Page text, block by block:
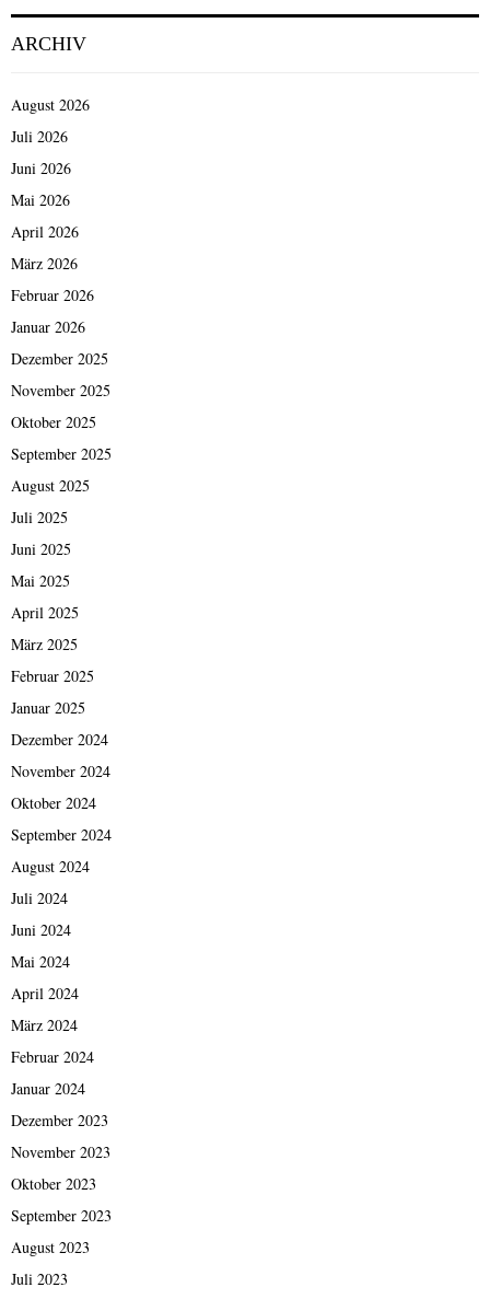
ARCHIV
August 2026
Juli 2026
Juni 2026
Mai 2026
April 2026
März 2026
Februar 2026
Januar 2026
Dezember 2025
November 2025
Oktober 2025
September 2025
August 2025
Juli 2025
Juni 2025
Mai 2025
April 2025
März 2025
Februar 2025
Januar 2025
Dezember 2024
November 2024
Oktober 2024
September 2024
August 2024
Juli 2024
Juni 2024
Mai 2024
April 2024
März 2024
Februar 2024
Januar 2024
Dezember 2023
November 2023
Oktober 2023
September 2023
August 2023
Juli 2023